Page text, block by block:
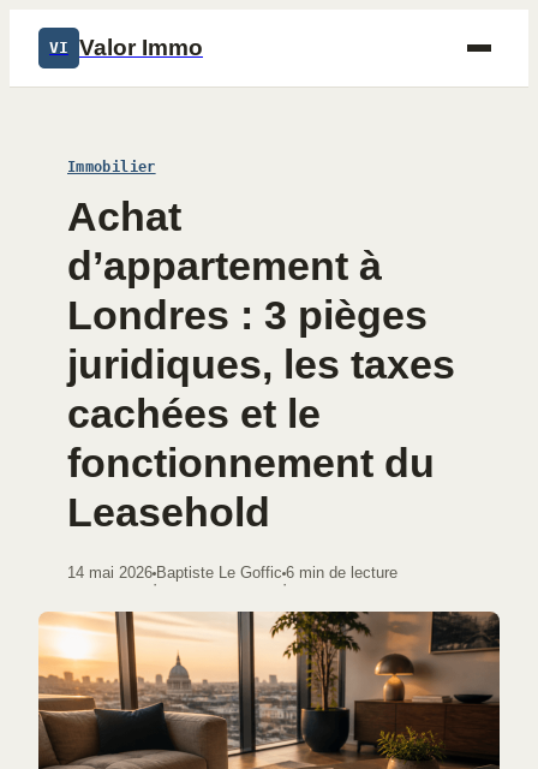
VI Valor Immo
Immobilier
Achat
d’appartement à
Londres : 3 pièges
juridiques, les taxes
cachées et le
fonctionnement du
Leasehold
14 mai 2026
·
Baptiste Le Goffic
·
6 min de lecture